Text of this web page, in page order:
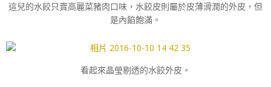
這兒的水餃只賣高麗菜豬肉口味，水餃皮則屬於皮薄滑潤的外皮，但
是內餡飽滿。
看起來晶瑩剔透的水餃外皮。